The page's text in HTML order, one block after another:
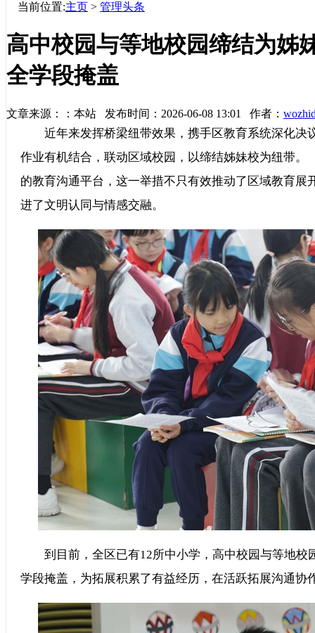
当前位置:主页 > 管理头条
高中校园与等地校园缔结为姊
全学段掩盖
文章来源：：本站 发布时间：2026-06-08 13:01 作者：
近年来发挥桥梁纽带效果，携手区教育系统深化决
作业有机结合，联动区域校园，以缔结姊妹校为
的教育沟通平台，这一举措不只有效推动了区域教育展
进了文明认同与情感交融。
到目前，全区已有12所中小学，高中校园与等地校
学段掩盖，为拓展积累了有益经历，在活跃拓展沟通协